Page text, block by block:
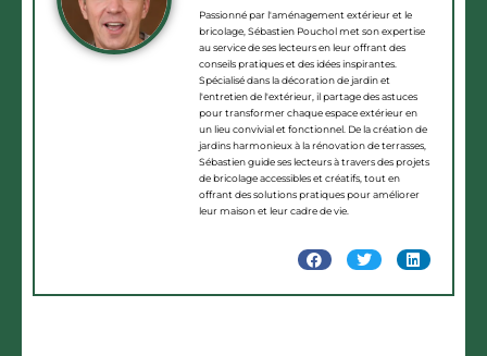
Passionné par l'aménagement extérieur et le
bricolage, Sébastien Pouchol met son expertise
au service de ses lecteurs en leur offrant des
conseils pratiques et des idées inspirantes.
Spécialisé dans la décoration de jardin et
l'entretien de l'extérieur, il partage des astuces
pour transformer chaque espace extérieur en
un lieu convivial et fonctionnel. De la création de
jardins harmonieux à la rénovation de terrasses,
Sébastien guide ses lecteurs à travers des projets
de bricolage accessibles et créatifs, tout en
offrant des solutions pratiques pour améliorer
leur maison et leur cadre de vie.